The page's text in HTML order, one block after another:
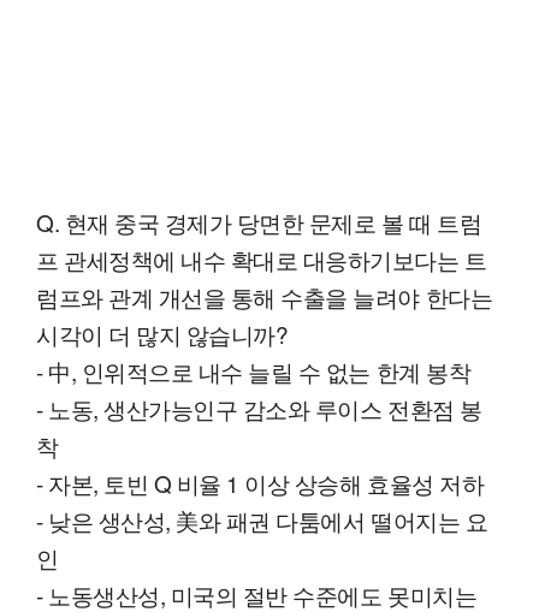
Q. 현재 중국 경제가 당면한 문제로 볼 때 트럼
프 관세정책에 내수 확대로 대응하기보다는 트
럼프와 관계 개선을 통해 수출을 늘려야 한다는
시각이 더 많지 않습니까?
- 中, 인위적으로 내수 늘릴 수 없는 한계 봉착
- 노동, 생산가능인구 감소와 루이스 전환점 봉
착
- 자본, 토빈 Q 비율 1 이상 상승해 효율성 저하
- 낮은 생산성, 美와 패권 다툼에서 떨어지는 요
인
- 노동생산성, 미국의 절반 수준에도 못미치는